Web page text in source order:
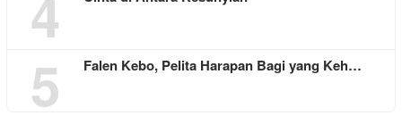
4
5 Falen Kebo, Pelita Harapan Bagi yang Keh…